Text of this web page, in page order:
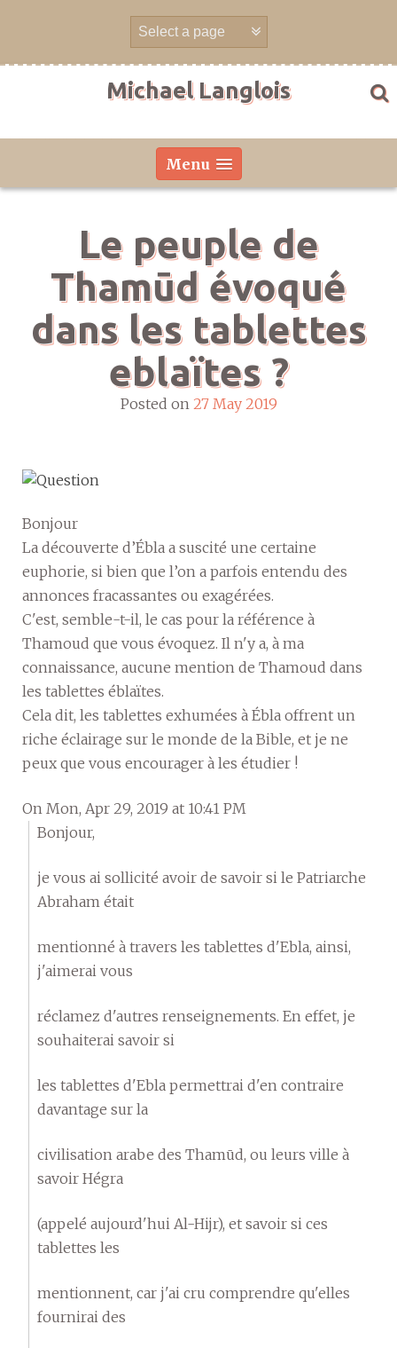
Michael Langlois
Menu
Le peuple de
Thamūd évoqué
dans les tablettes
eblaïtes ?
Posted on 27 May 2019
Bonjour
La découverte d’Ébla a suscité une certaine
euphorie, si bien que l’on a parfois entendu des
annonces fracassantes ou exagérées.
C'est, semble-t-il, le cas pour la référence à
Thamoud que vous évoquez. Il n'y a, à ma
connaissance, aucune mention de Thamoud dans
les tablettes éblaïtes.
Cela dit, les tablettes exhumées à Ébla offrent un
riche éclairage sur le monde de la Bible, et je ne
peux que vous encourager à les étudier !
On Mon, Apr 29, 2019 at 10:41 PM
Bonjour,
je vous ai sollicité avoir de savoir si le Patriarche
Abraham était
mentionné à travers les tablettes d'Ebla, ainsi,
j'aimerai vous
réclamez d'autres renseignements. En effet, je
souhaiterai savoir si
les tablettes d'Ebla permettrai d'en contraire
davantage sur la
civilisation arabe des Thamūd, ou leurs ville à
savoir Hégra
(appelé aujourd'hui Al-Hijr), et savoir si ces
tablettes les
mentionnent, car j'ai cru comprendre qu'elles
fournirai des